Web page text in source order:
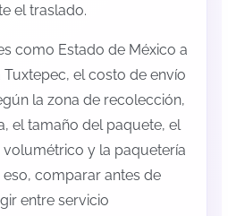
el traslado.
como Estado de México a
Tuxtepec, el costo de envío
la zona de recolección,
el tamaño del paquete, el
volumétrico y la paquetería
comparar antes de
entre servicio